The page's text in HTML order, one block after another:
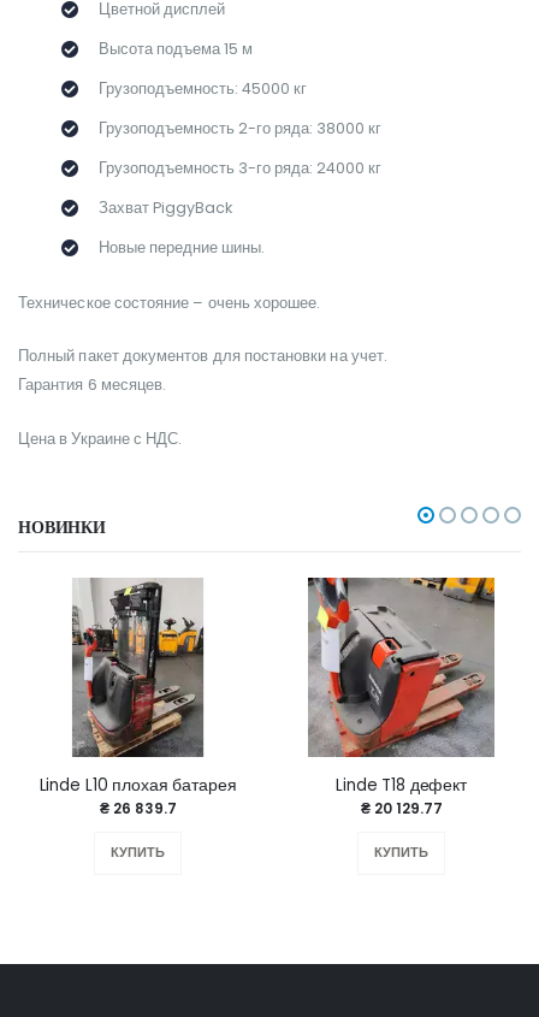
Цветной дисплей
Высота подъема 15 м
Грузоподъемность: 45000 кг
Грузоподъемность 2-го ряда: 38000 кг
Грузоподъемность 3-го ряда: 24000 кг
Захват PiggyBack
Новые передние шины.
Техническое состояние – очень хорошее.
Полный пакет документов для постановки на учет.
Гарантия 6 месяцев.
Цена в Украине с НДС.
НОВИНКИ
Linde L10 плохая батарея
₴ 26 839.7
КУПИТЬ
Linde T18 дефект
₴ 20 129.77
КУПИТЬ